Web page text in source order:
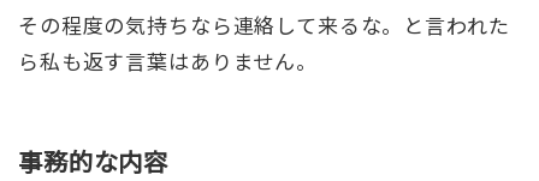
その程度の気持ちなら連絡して来るな。と言われた
ら私も返す言葉はありません。
事務的な内容